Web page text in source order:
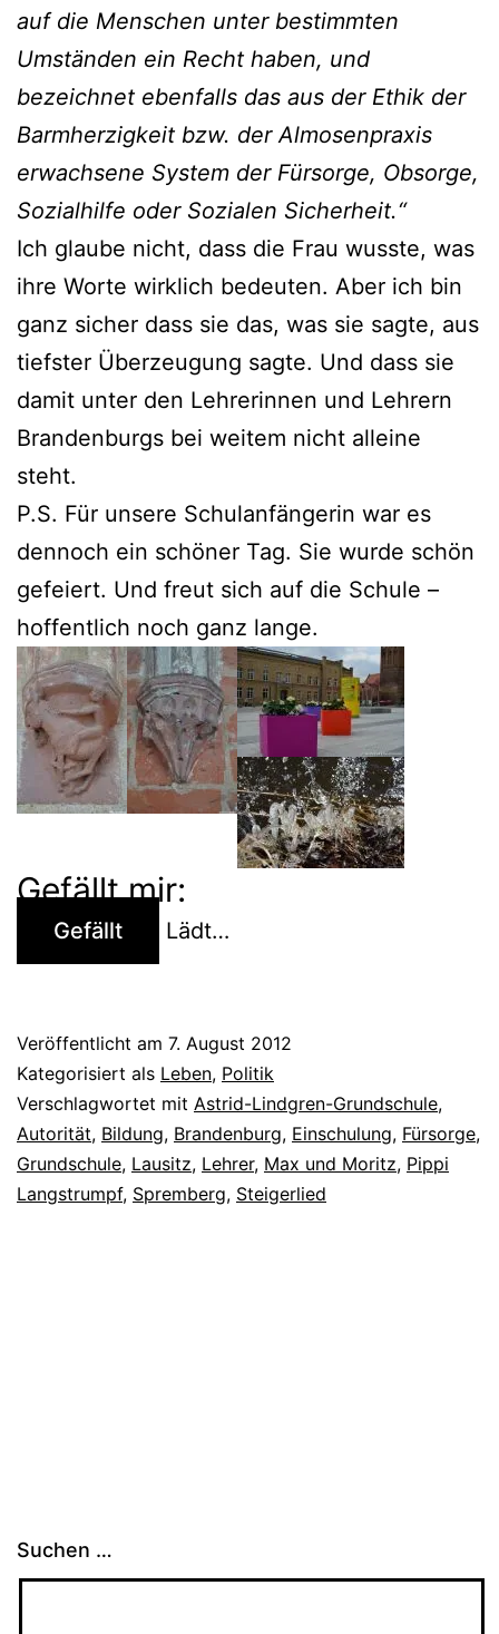
auf die Menschen unter bestimmten
Umständen ein Recht haben, und
bezeichnet ebenfalls das aus der Ethik der
Barmherzigkeit bzw. der Almosenpraxis
erwachsene System der Fürsorge, Obsorge,
Sozialhilfe oder Sozialen Sicherheit.“
Ich glaube nicht, dass die Frau wusste, was
ihre Worte wirklich bedeuten. Aber ich bin
ganz sicher dass sie das, was sie sagte, aus
tiefster Überzeugung sagte. Und dass sie
damit unter den Lehrerinnen und Lehrern
Brandenburgs bei weitem nicht alleine
steht.
P.S. Für unsere Schulanfängerin war es
dennoch ein schöner Tag. Sie wurde schön
gefeiert. Und freut sich auf die Schule –
hoffentlich noch ganz lange.
Gefällt mir:
Gefällt Lädt…
Veröffentlicht am 7. August 2012
Kategorisiert als Leben, Politik
Verschlagwortet mit Astrid-Lindgren-Grundschule,
Autorität, Bildung, Brandenburg, Einschulung, Fürsorge,
Grundschule, Lausitz, Lehrer, Max und Moritz, Pippi
Langstrumpf, Spremberg, Steigerlied
Suchen …